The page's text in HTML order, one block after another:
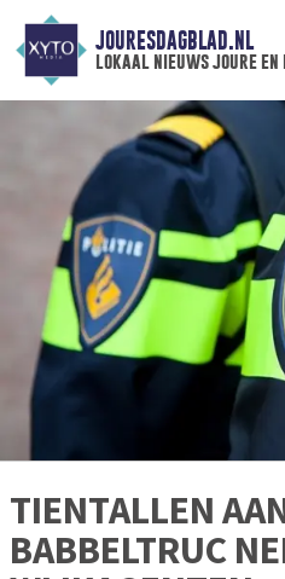
JOURESDAGBLAD.NL
lokaal nieuws joure en
TIENTALLEN
BABBELTRUC